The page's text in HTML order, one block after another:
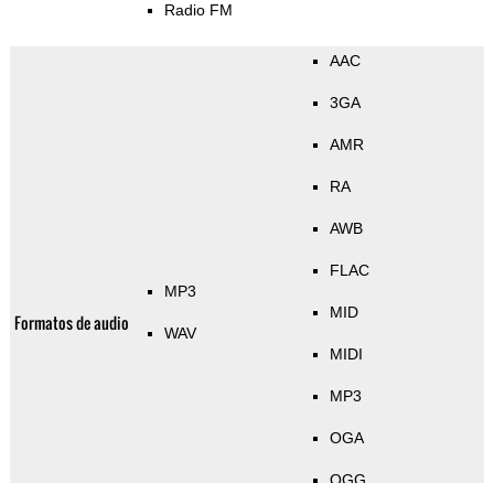
Radio FM
Formatos de audio
MP3
WAV
AAC
3GA
AMR
RA
AWB
FLAC
MID
MIDI
MP3
OGA